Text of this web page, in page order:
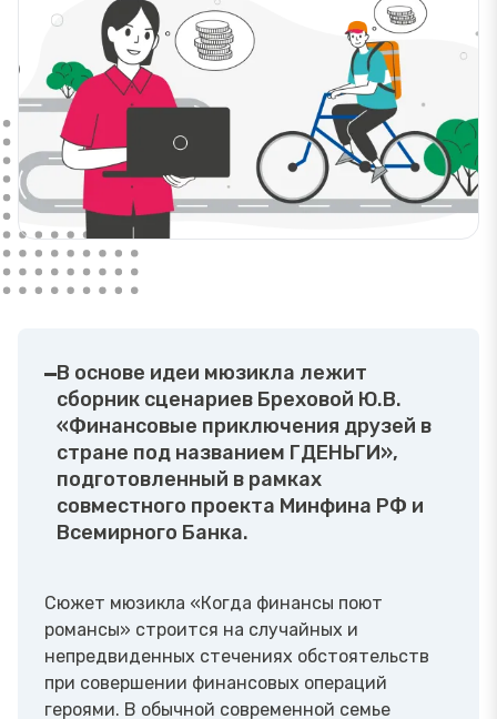
В основе идеи мюзикла лежит
сборник сценариев Бреховой Ю.В.
«Финансовые приключения друзей в
стране под названием ГДЕНЬГИ»,
подготовленный в рамках
совместного проекта Минфина РФ и
Всемирного Банка.
Сюжет мюзикла «Когда финансы поют
романсы» строится на случайных и
непредвиденных стечениях обстоятельств
при совершении финансовых операций
героями. В обычной современной семье